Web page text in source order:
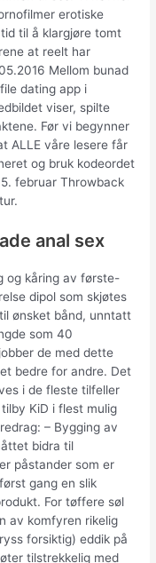
erotiske
til å klargjøre tomt
at reelt har
Mellom bunad
dating app i
viser, spilte
Før vi begynner
ALLE våre lesere får
og bruk kodeordet
februar Throwback
anal sex
og kåring av første-
dipol som skjøtes
ønsket bånd, unntatt
som 40
de med dette
bedre for andre. Det
i de fleste tilfeller
KiD i flest mulig
– Bygging av
bidra til
påstander som er
gang en slik
For tøffere søl
av komfyren rikelig
forsiktig) eddik på
tilstrekkelig med